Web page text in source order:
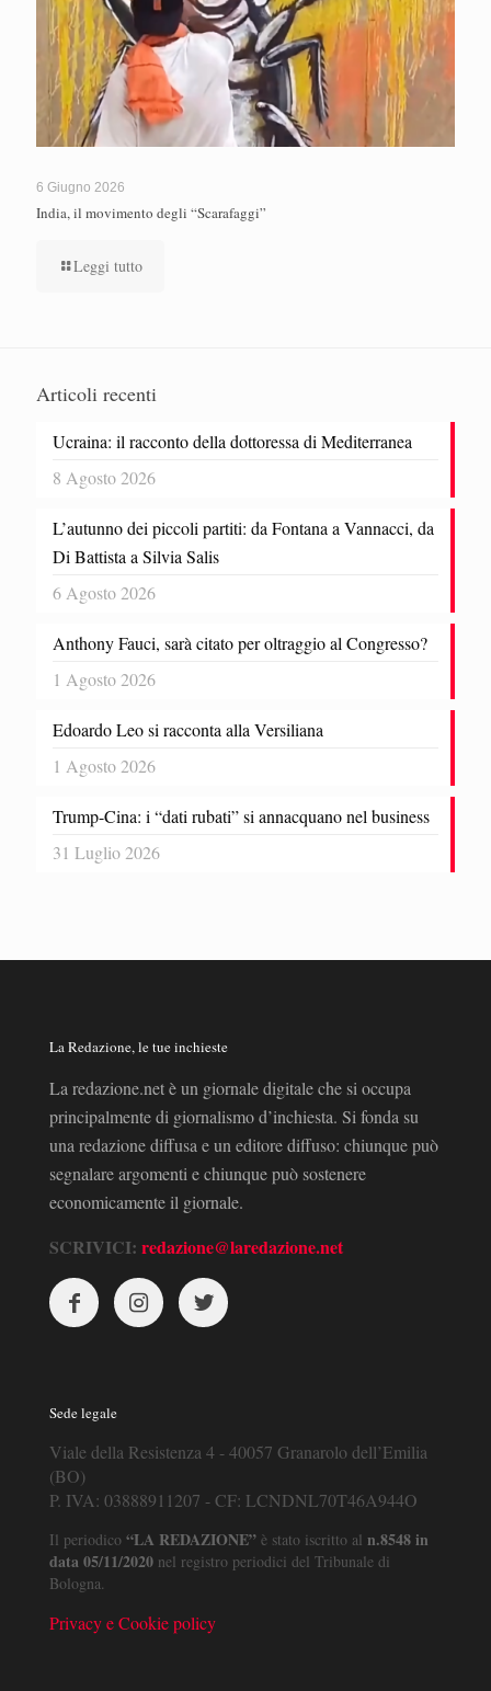
6 Giugno 2026
India, il movimento degli “Scarafaggi”
Leggi tutto
Articoli recenti
Ucraina: il racconto della dottoressa di Mediterranea
8 Agosto 2026
L’autunno dei piccoli partiti: da Fontana a Vannacci, da
Di Battista a Silvia Salis
6 Agosto 2026
Anthony Fauci, sarà citato per oltraggio al Congresso?
1 Agosto 2026
Edoardo Leo si racconta alla Versiliana
1 Agosto 2026
Trump-Cina: i “dati rubati” si annacquano nel business
31 Luglio 2026
La Redazione, le tue inchieste
La redazione.net è un giornale digitale che si occupa
principalmente di giornalismo d’inchiesta. Si fonda su
una redazione diffusa e un editore diffuso: chiunque può
segnalare argomenti e chiunque può sostenere
economicamente il giornale.
SCRIVICI: redazione@laredazione.net
Sede legale
Viale della Resistenza 4 - 40057 Granarolo dell’Emilia
(BO)
P. IVA: 03888911207 - CF: LCNDNL70T46A944O
Il periodico “LA REDAZIONE” è stato iscritto al n.8548 in
data 05/11/2020 nel registro periodici del Tribunale di
Bologna.
Privacy e Cookie policy